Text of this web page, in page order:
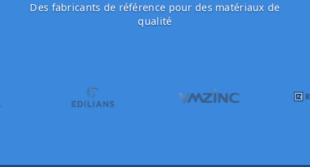
Des fabricants de référence pour des matériaux de
qualité